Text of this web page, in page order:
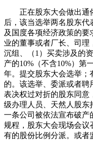
正在股东大会做出通
后，该当选举两名股东
及国度各项经济政策的要
业的董事或者厂长、司
沉组、（1）买卖涉及的
产的10%（不含10%）第
年。提交股东大会选举；
的。该选举、委派或者
表决权过对折的股东同意
级办理人员、天然人股东
一条公司被依法宣布破产
规程，股东大会现场会议
有的股份比例分派。或者